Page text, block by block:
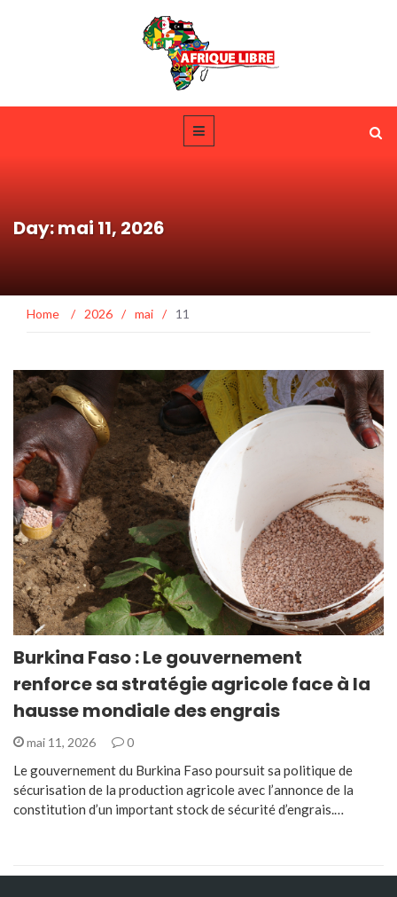
Day: mai 11, 2026
Home / 2026 / mai / 11
Burkina Faso : Le gouvernement
renforce sa stratégie agricole face à la
hausse mondiale des engrais
mai 11, 2026 0
Le gouvernement du Burkina Faso poursuit sa politique de
sécurisation de la production agricole avec l’annonce de la
constitution d’un important stock de sécurité d’engrais.…